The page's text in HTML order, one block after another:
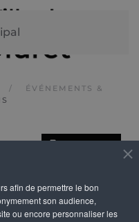
afin de permettre le bon
son audience,
ou encore personnaliser les
ÉVÉNEMENTS &